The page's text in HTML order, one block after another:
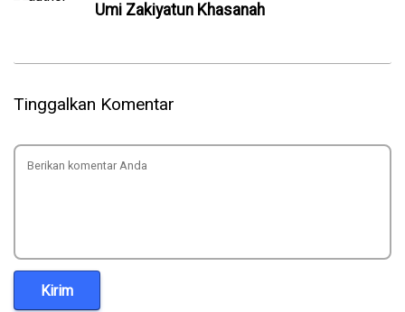
Umi Zakiyatun Khasanah
Tinggalkan Komentar
Kirim